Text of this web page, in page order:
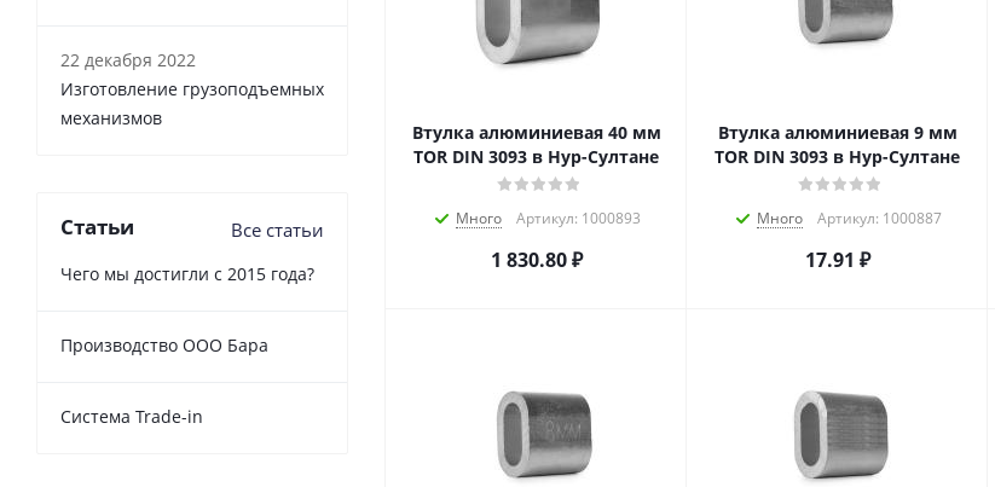
Втулка алюминиевая 40 мм
TOR DIN 3093 в Нур-Султане
Много Артикул: 1000893
1 830.80₽
Втулка алюминиевая 9 мм
TOR DIN 3093 в Нур-Султане
Много Артикул: 1000887
17.91 ₽
22 декабря 2022
Изготовление грузоподъемных
механизмов
Статьи Все статьи
Чего мы достигли с 2015 года?
Производство ООО Бара
Cистема Trade-in